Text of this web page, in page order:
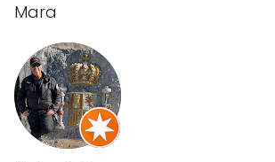
Mara